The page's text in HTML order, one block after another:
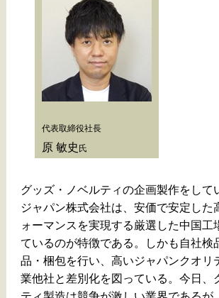
代表取締役社長
原 敏史 氏
グッズ・ノベルティの企画製作をして
ジャパン株式会社は、安価で安定した
ォーマンスを実現する厳選した中国工
ているのが特徴である。しかも自社検
品・梱包を行い、高いジャパンクオリ
業他社と差別化を図っている。今日、